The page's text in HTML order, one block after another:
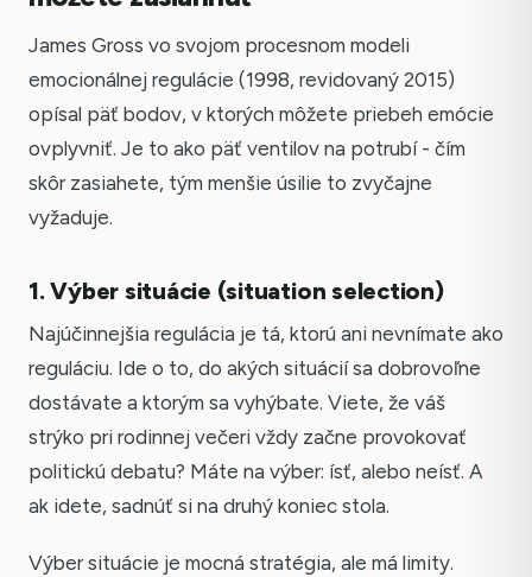
James Gross vo svojom procesnom modeli
emocionálnej regulácie (1998, revidovaný 2015)
opísal päť bodov, v ktorých môžete priebeh emócie
ovplyvniť. Je to ako päť ventilov na potrubí - čím
skôr zasiahete, tým menšie úsilie to zvyčajne
vyžaduje.
1. Výber situácie (situation selection)
Najúčinnejšia regulácia je tá, ktorú ani nevnímate ako
reguláciu. Ide o to, do akých situácií sa dobrovoľne
dostávate a ktorým sa vyhýbate. Viete, že váš
strýko pri rodinnej večeri vždy začne provokovať
politickú debatu? Máte na výber: ísť, alebo neísť. A
ak idete, sadnúť si na druhý koniec stola.
Výber situácie je mocná stratégia, ale má limity.